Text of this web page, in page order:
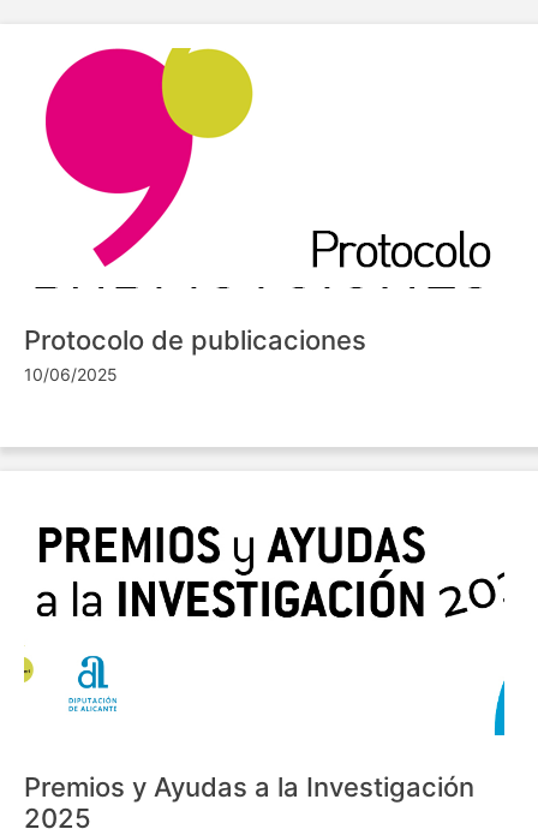
Protocolo de publicaciones
10/06/2025
Premios y Ayudas a la Investigación
2025